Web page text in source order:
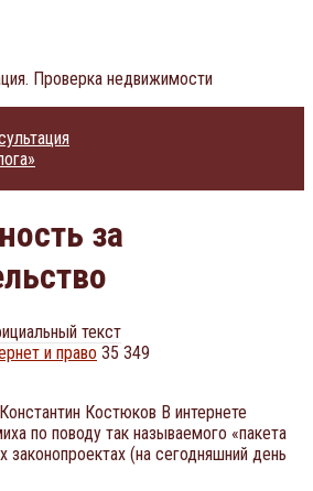
Проверка недвижимости
за
текст
и право 35 349
Костюков В интернете
по поводу так называемого «пакета
законопроектах (на сегодняшний день